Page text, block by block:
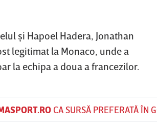
şi Hapoel Hadera, Jonathan
legitimat la Monaco, unde a
la echipa a doua a francezilor.
CA SURSĂ PREFERATĂ ÎN